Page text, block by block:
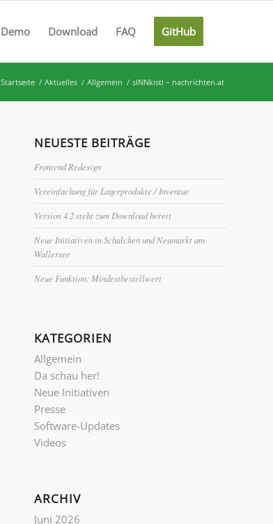
Demo Download FAQ GitHub
Startseite / Aktuelles / Allgemein / sINNkistl – nachrichten.at
NEUESTE BEITRÄGE
Frontend Redesign
Vereinfachung für Lagerprodukte / Inventur
Version 4.2 steht zum Download bereit
Neue Initiativen in Schalchen und Neumarkt am
Wallersee
Neue Funktion: Mindestbestellwert
KATEGORIEN
Allgemein
Da schau her!
Neue Initiativen
Presse
Software-Updates
Videos
ARCHIV
Juni 2026